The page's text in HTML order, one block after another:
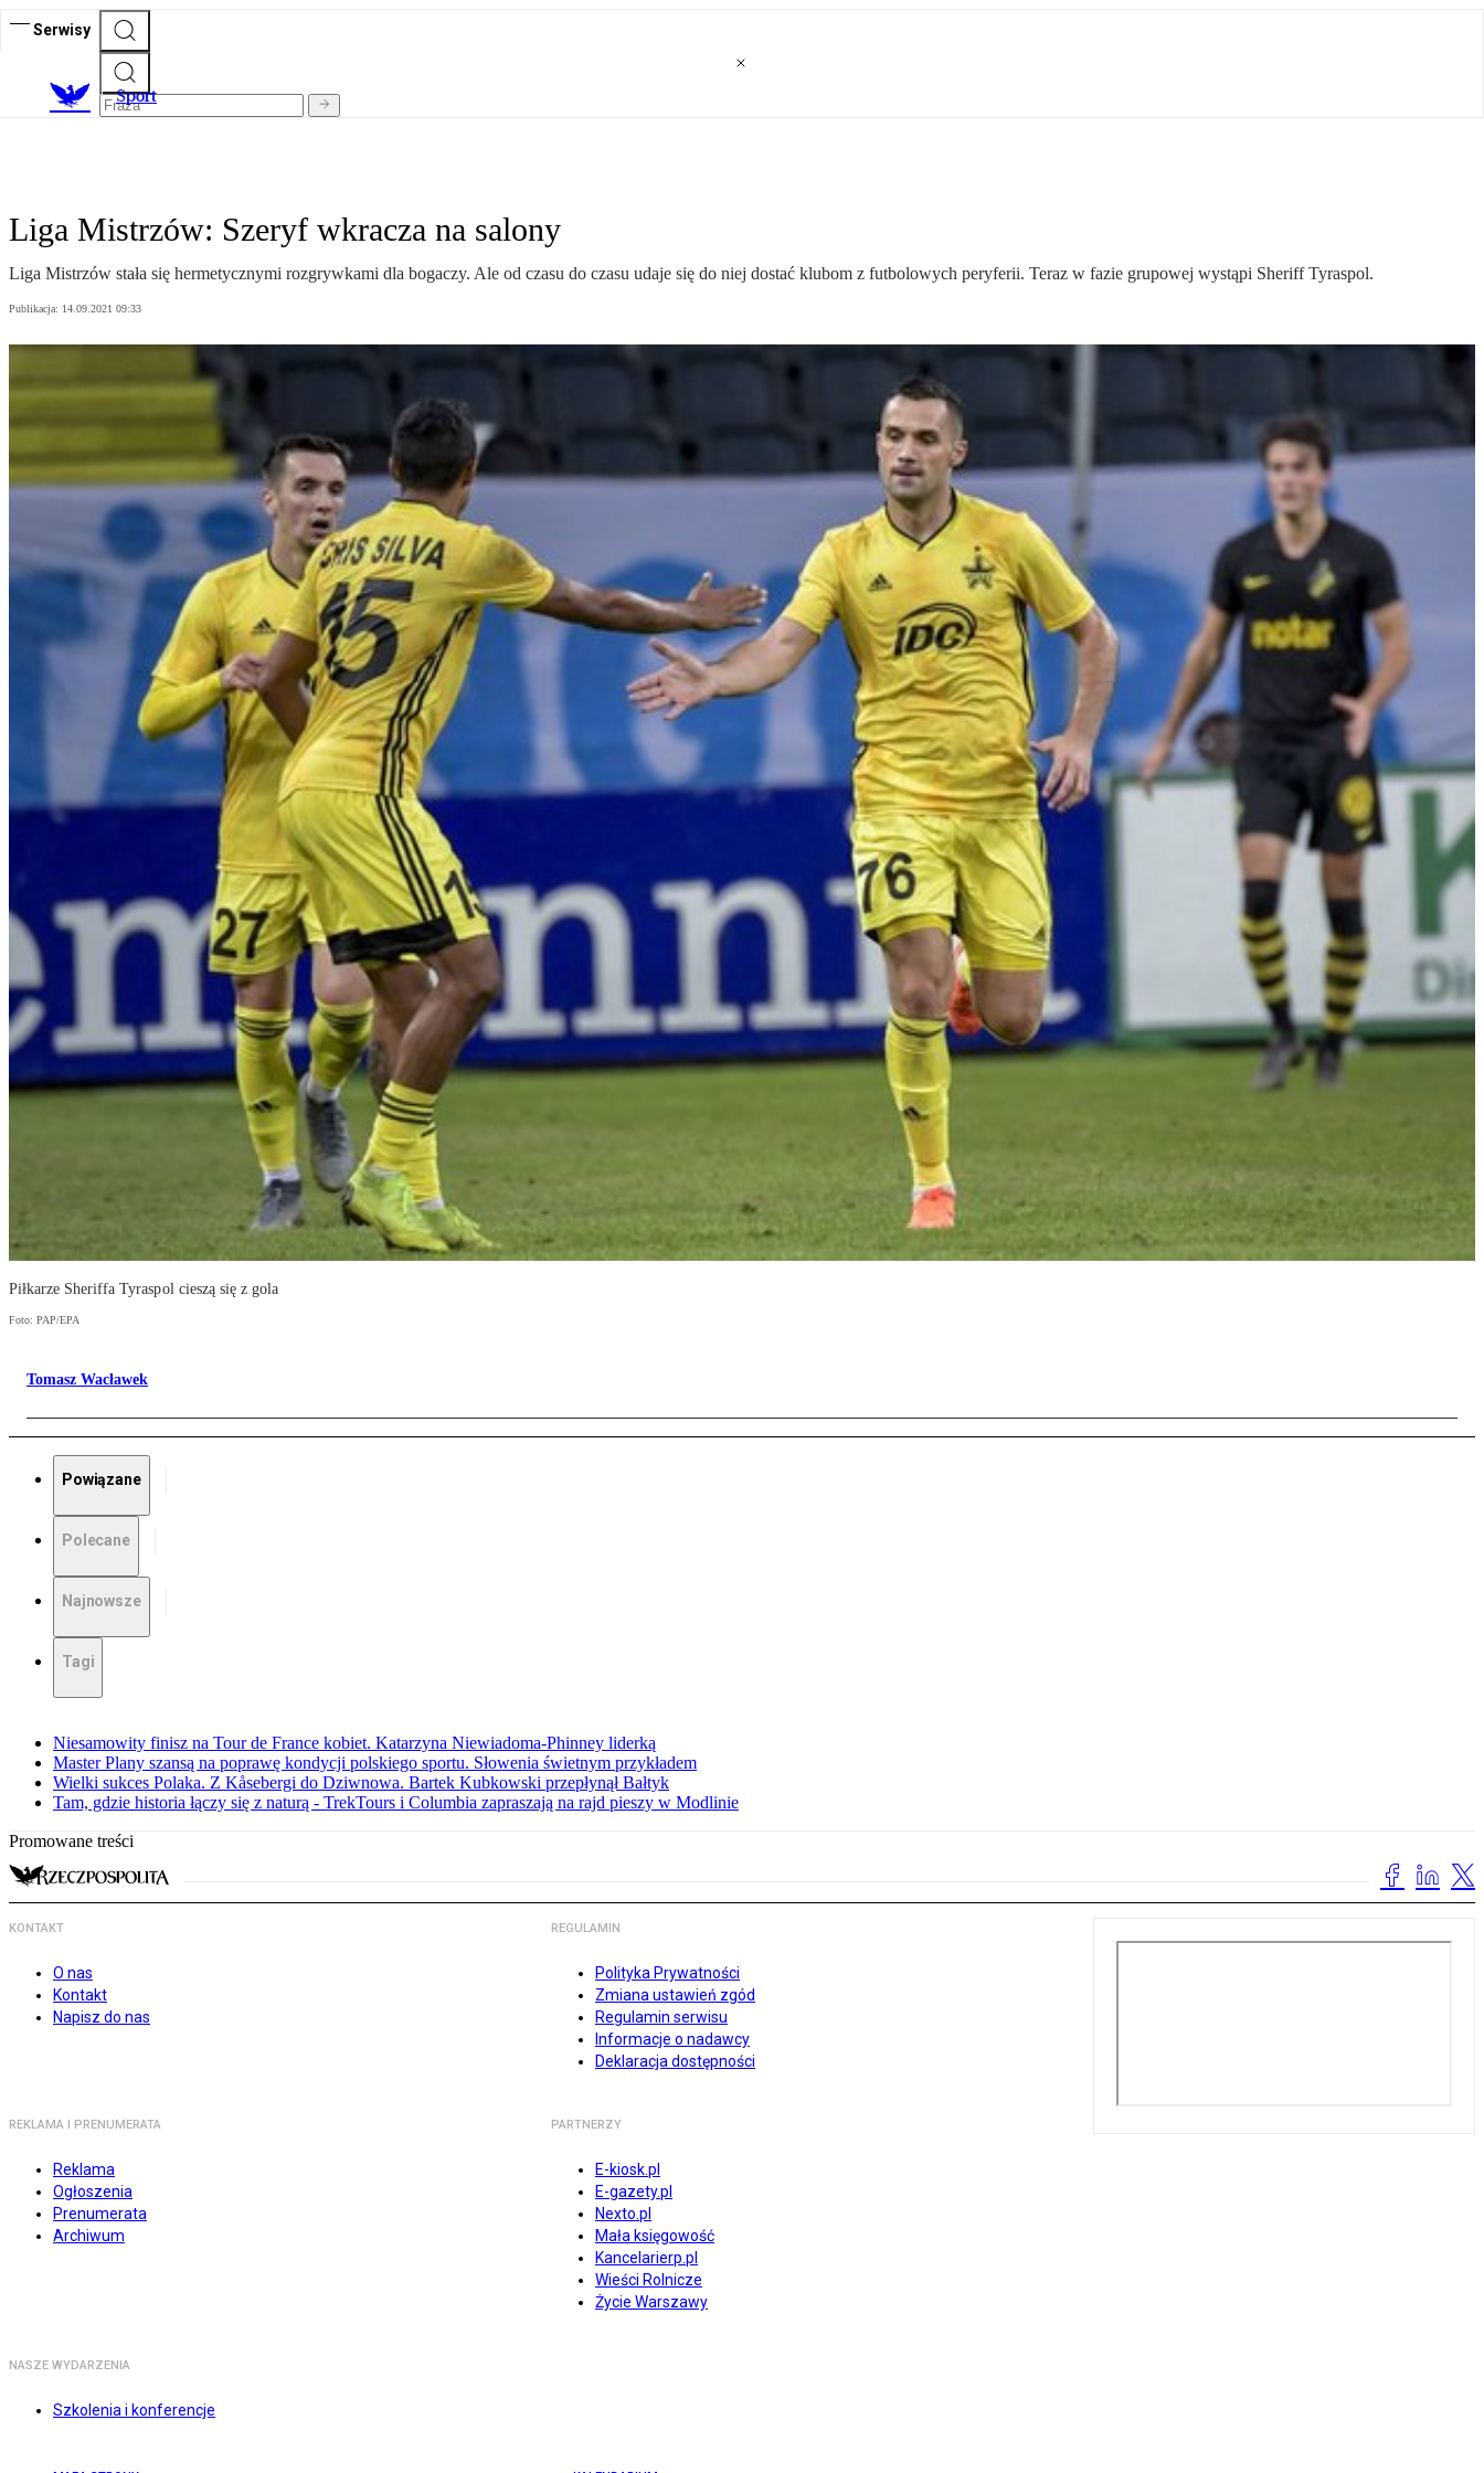
Serwisy
Sport
Liga Mistrzów: Szeryf wkracza na salony
Liga Mistrzów stała się hermetycznymi rozgrywkami dla bogaczy. Ale od czasu do czasu udaje się do niej dostać klubom z futbolowych peryferii. Teraz w fazie grupowej wystąpi Sheriff Tyraspol.
Publikacja: 14.09.2021 09:33
Piłkarze Sheriffa Tyraspol cieszą się z gola
Foto: PAP/EPA
Tomasz Wacławek
Powiązane
Polecane
Najnowsze
Tagi
Niesamowity finisz na Tour de France kobiet. Katarzyna Niewiadoma-Phinney liderką
Master Plany szansą na poprawę kondycji polskiego sportu. Słowenia świetnym przykładem
Wielki sukces Polaka. Z Kåsebergi do Dziwnowa. Bartek Kubkowski przepłynął Bałtyk
Tam, gdzie historia łączy się z naturą - TrekTours i Columbia zapraszają na rajd pieszy w Modlinie
Promowane treści
KONTAKT
O nas
Kontakt
Napisz do nas
REGULAMIN
Polityka Prywatności
Zmiana ustawień zgód
Regulamin serwisu
Informacje o nadawcy
Deklaracja dostępności
REKLAMA I PRENUMERATA
Reklama
Ogłoszenia
Prenumerata
Archiwum
PARTNERZY
E-kiosk.pl
E-gazety.pl
Nexto.pl
Mała księgowość
Kancelarierp.pl
Wieści Rolnicze
Życie Warszawy
NASZE WYDARZENIA
Szkolenia i konferencje